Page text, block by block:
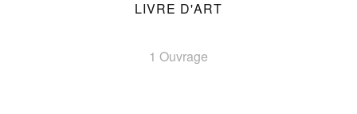
LIVRE D'ART
1 Ouvrage